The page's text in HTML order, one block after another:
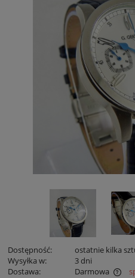
Dostępność:
ostatnie kilka
Wysyłka w:
3 dni
Dostawa:
Darmowa